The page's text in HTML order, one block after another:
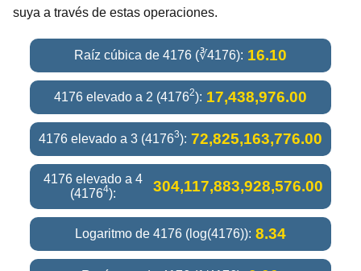
suya a través de estas operaciones.
Raíz cúbica de 4176 (∛4176): 16.10
4176 elevado a 2 (41762): 17,438,976.00
4176 elevado a 3 (41763): 72,825,163,776.00
4176 elevado a 4
(41764): 304,117,883,928,576.00
Logaritmo de 4176 (log(4176)): 8.34